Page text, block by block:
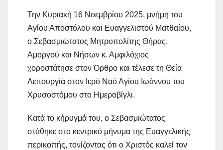
Την Κυριακή 16 Νοεμβρίου 2025, μνήμη του
Αγίου Αποστόλου και Ευαγγελιστού Ματθαίου,
ο Σεβασμιώτατος Μητροπολίτης Θήρας,
Αμοργού και Νήσων κ. Αμφιλόχιος
χοροστάτησε στον Όρθρο και τέλεσε τη Θεία
Λειτουργία στον Ιερό Ναό Αγίου Ιωάννου του
Χρυσοστόμου στο Ημεροβίγλι.
Κατά το κήρυγμά του, ο Σεβασμιώτατος
στάθηκε στο κεντρικό μήνυμα της Ευαγγελικής
περικοπής, τονίζοντας ότι ο Χριστός καλεί τον